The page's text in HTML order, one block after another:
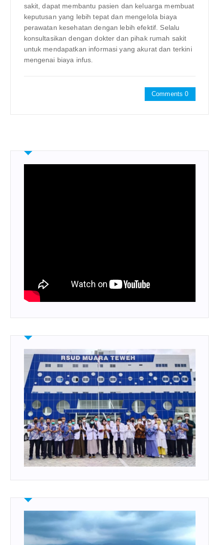
sakit, dapat membantu pasien dan keluarga membuat
keputusan yang lebih tepat dan mengelola biaya
perawatan kesehatan dengan lebih efektif. Selalu
konsultasikan dengan dokter dan pihak rumah sakit
untuk mendapatkan informasi yang akurat dan terkini
mengenai biaya infus.
Comments 0